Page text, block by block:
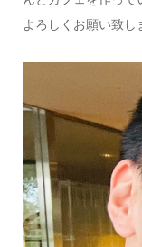
よろしくお願い致し